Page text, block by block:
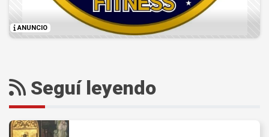
ANUNCIO
Seguí leyendo